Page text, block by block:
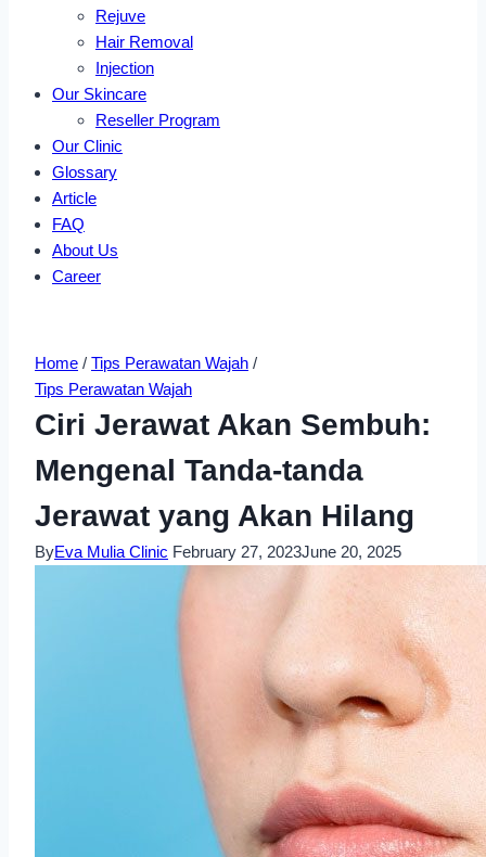
Rejuve
Hair Removal
Injection
Our Skincare
Reseller Program
Our Clinic
Glossary
Article
FAQ
About Us
Career
Home / Tips Perawatan Wajah /
Tips Perawatan Wajah
Ciri Jerawat Akan Sembuh:
Mengenal Tanda-tanda
Jerawat yang Akan Hilang
ByEva Mulia Clinic February 27, 2023June 20, 2025